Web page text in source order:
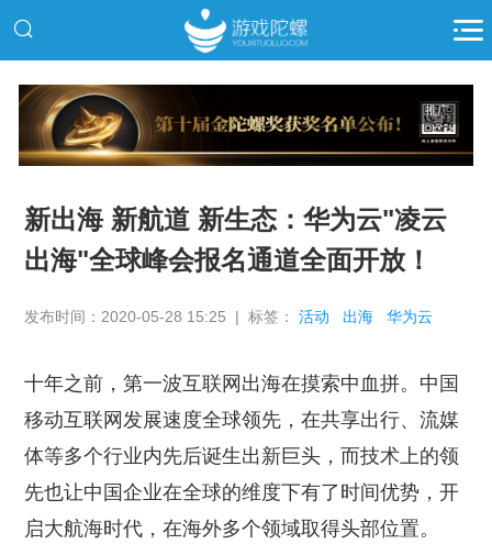
推广
新出海 新航道 新生态：华为云"凌云
出海"全球峰会报名通道全面开放！
发布时间：2020-05-28 15:25 | 标签：活动 出海 华为云
十年之前，第一波互联网出海在摸索中血拼。中国
移动互联网发展速度全球领先，在共享出行、流媒
体等多个行业内先后诞生出新巨头，而技术上的领
先也让中国企业在全球的维度下有了时间优势，开
启大航海时代，在海外多个领域取得头部位置。